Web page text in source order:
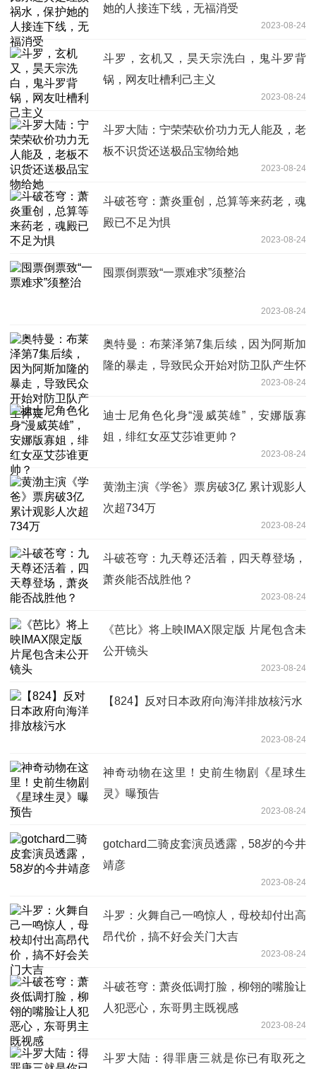
她的人接连下线，无福消受
2023-08-24
斗罗，玄机又，昊天宗洗白，鬼斗罗背
锅，网友吐槽利己主义
2023-08-24
斗罗大陆：宁荣荣砍价功力无人能及，老
板不识货还送极品宝物给她
2023-08-24
斗破苍穹：萧炎重创，总算等来药老，魂
殿已不足为惧
2023-08-24
囤票倒票致“一票难求”须整治
2023-08-24
奥特曼：布莱泽第7集后续，因为阿斯加
隆的暴走，导致民众开始对防卫队产生怀
2023-08-24
迪士尼角色化身“漫威英雄”，安娜版寡
姐，绯红女巫艾莎谁更帅？
2023-08-24
黄渤主演《学爸》票房破3亿 累计观影人
次超734万
2023-08-24
斗破苍穹：九天尊还活着，四天尊登场，
萧炎能否战胜他？
2023-08-24
《芭比》将上映IMAX限定版 片尾包含未
公开镜头
2023-08-24
【824】反对日本政府向海洋排放核污水
2023-08-24
神奇动物在这里！史前生物剧《星球生
灵》曝预告
2023-08-24
gotchard二骑皮套演员透露，58岁的今井
靖彦
2023-08-24
斗罗：火舞自己一鸣惊人，母校却付出高
昂代价，搞不好会关门大吉
2023-08-24
斗破苍穹：萧炎低调打脸，柳翎的嘴脸让
人犯恶心，东哥男主既视感
2023-08-24
斗罗大陆：得罪唐三就是你已有取死之